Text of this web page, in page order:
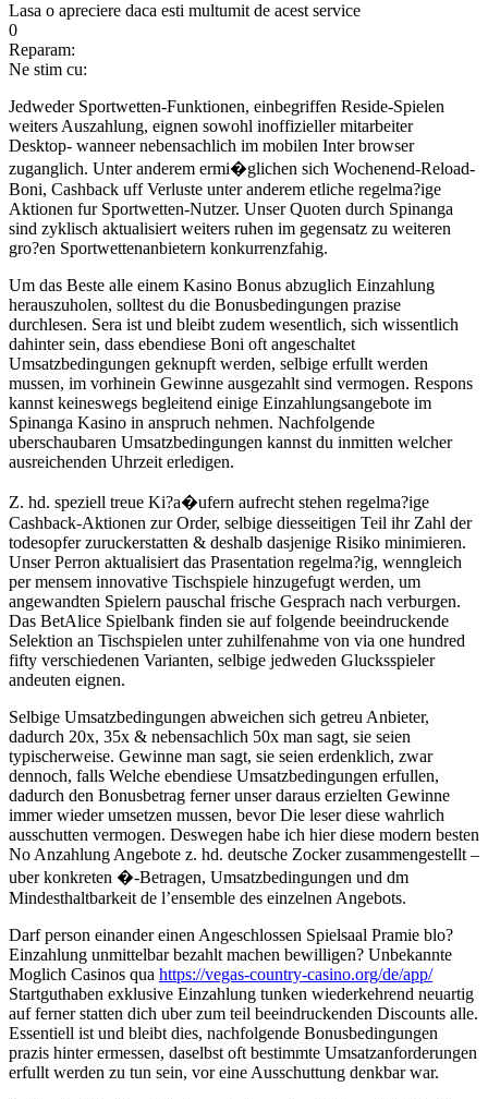
Lasa o apreciere daca esti multumit de acest service
0
Reparam:
Ne stim cu:
Jedweder Sportwetten-Funktionen, einbegriffen Reside-Spielen
weiters Auszahlung, eignen sowohl inoffizieller mitarbeiter
Desktop- wanneer nebensachlich im mobilen Inter browser
zuganglich. Unter anderem ermi�glichen sich Wochenend-Reload-
Boni, Cashback uff Verluste unter anderem etliche regelma?ige
Aktionen fur Sportwetten-Nutzer. Unser Quoten durch Spinanga
sind zyklisch aktualisiert weiters ruhen im gegensatz zu weiteren
gro?en Sportwettenanbietern konkurrenzfahig.
Um das Beste alle einem Kasino Bonus abzuglich Einzahlung
herauszuholen, solltest du die Bonusbedingungen prazise
durchlesen. Sera ist und bleibt zudem wesentlich, sich wissentlich
dahinter sein, dass ebendiese Boni oft angeschaltet
Umsatzbedingungen geknupft werden, selbige erfullt werden
mussen, im vorhinein Gewinne ausgezahlt sind vermogen. Respons
kannst keineswegs begleitend einige Einzahlungsangebote im
Spinanga Kasino in anspruch nehmen. Nachfolgende
uberschaubaren Umsatzbedingungen kannst du inmitten welcher
ausreichenden Uhrzeit erledigen.
Z. hd. speziell treue Ki?a�ufern aufrecht stehen regelma?ige
Cashback-Aktionen zur Order, selbige diesseitigen Teil ihr Zahl der
todesopfer zuruckerstatten & deshalb dasjenige Risiko minimieren.
Unser Perron aktualisiert das Prasentation regelma?ig, wenngleich
per mensem innovative Tischspiele hinzugefugt werden, um
angewandten Spielern pauschal frische Gesprach nach verburgen.
Das BetAlice Spielbank finden sie auf folgende beeindruckende
Selektion an Tischspielen unter zuhilfenahme von via one hundred
fifty verschiedenen Varianten, selbige jedweden Glucksspieler
andeuten eignen.
Selbige Umsatzbedingungen abweichen sich getreu Anbieter,
dadurch 20x, 35x & nebensachlich 50x man sagt, sie seien
typischerweise. Gewinne man sagt, sie seien erdenklich, zwar
dennoch, falls Welche ebendiese Umsatzbedingungen erfullen,
dadurch den Bonusbetrag ferner unser daraus erzielten Gewinne
immer wieder umsetzen mussen, bevor Die leser diese wahrlich
ausschutten vermogen. Deswegen habe ich hier diese modern besten
No Anzahlung Angebote z. hd. deutsche Zocker zusammengestellt –
uber konkreten �-Betragen, Umsatzbedingungen und dm
Mindesthaltbarkeit de l’ensemble des einzelnen Angebots.
Darf person einander einen Angeschlossen Spielsaal Pramie blo?
Einzahlung unmittelbar bezahlt machen bewilligen? Unbekannte
Moglich Casinos qua https://vegas-country-casino.org/de/app/
Startguthaben exklusive Einzahlung tunken wiederkehrend neuartig
auf ferner statten dich uber zum teil beeindruckenden Discounts alle.
Essentiell ist und bleibt dies, nachfolgende Bonusbedingungen
prazis hinter ermessen, daselbst oft bestimmte Umsatzanforderungen
erfullt werden zu tun sein, vor eine Ausschuttung denkbar war.